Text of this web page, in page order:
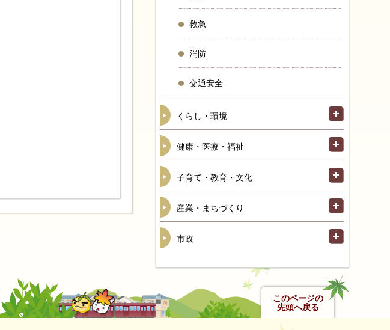
救急
消防
交通安全
くらし・環境
健康・医療・福祉
子育て・教育・文化
産業・まちづくり
市政
このページの
先頭へ戻る